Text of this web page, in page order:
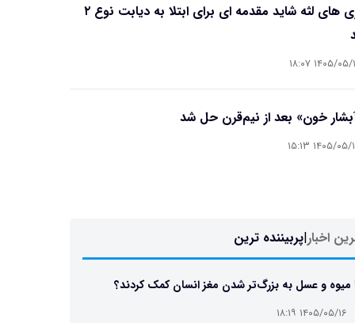
بیماری های لثه شاید مقدمه ای برای ابتلا به دیابت نوع ۲
۰۵/۱۶ ۱۸:۰۷
خون» بعد از نیم‌قرن حل شد
۰۵/۱۵ ۱۵:۱۳
اخبار|پربیننده ترین
میوه و عسل به بزرگ‌تر شدن مغز انسان کمک کردند؟
۱۴۰۵/۰۵/۱۶ ۱۸:۱۹